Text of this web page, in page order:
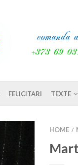
FELICITARI TEXTE
HOME /